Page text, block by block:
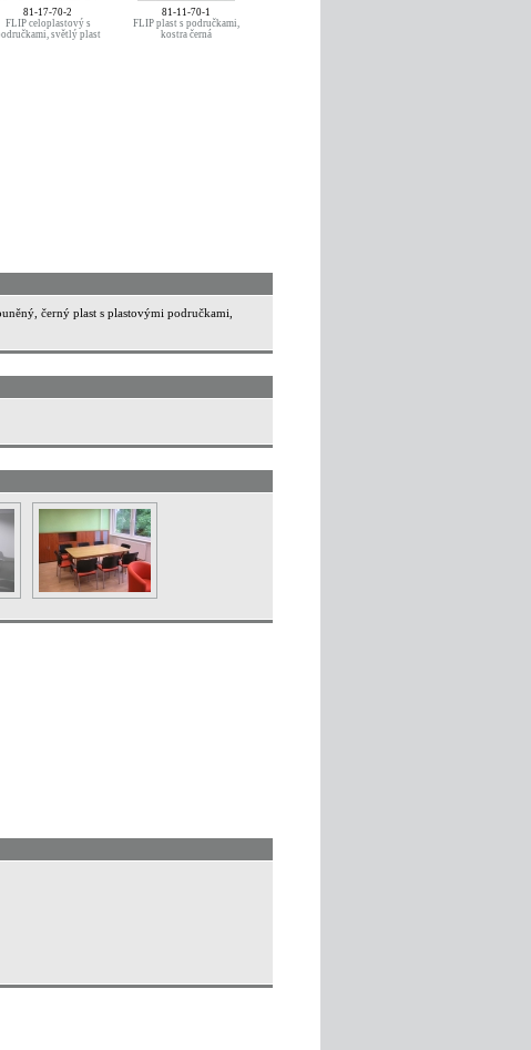
81-17-70-2
FLIP celoplastový s
světlý plast
81-11-70-1
FLIP plast s područkami,
kostra černá
černý plast s plastovými područkami,